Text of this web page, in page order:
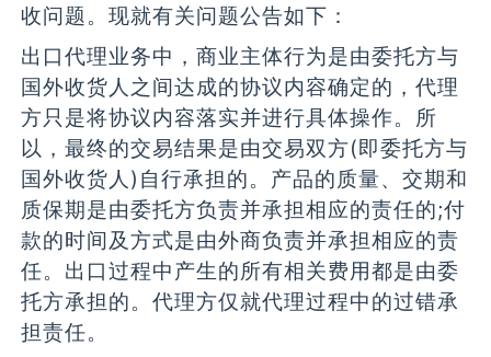
收问题。现就有关问题公告如下：
出口代理业务中，商业主体行为是由委托方与
国外收货人之间达成的协议内容确定的，代理
方只是将协议内容落实并进行具体操作。所
以，最终的交易结果是由交易双方(即委托方与
国外收货人)自行承担的。产品的质量、交期和
质保期是由委托方负责并承担相应的责任的;付
款的时间及方式是由外商负责并承担相应的责
任。出口过程中产生的所有相关费用都是由委
托方承担的。代理方仅就代理过程中的过错承
担责任。